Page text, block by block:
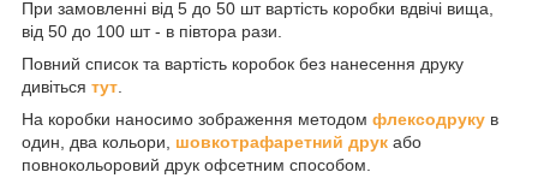
При замовленні від 5 до 50 шт вартість коробки вдвічі вища,
від 50 до 100 шт - в півтора рази.
Повний список та вартість коробок без нанесення друку
дивіться тут
На коробки наносимо зображення методом флексодруку в
один, два кольори, шовкотрафаретний друк або
повнокольоровий друк офсетним способом.